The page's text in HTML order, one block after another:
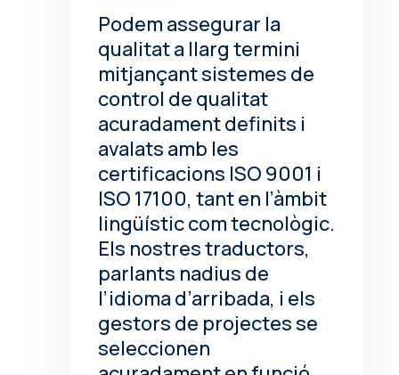
Podem assegurar la
qualitat a llarg termini
mitjançant sistemes de
control de qualitat
acuradament definits i
avalats amb les
certificacions ISO 9001 i
ISO 17100, tant en l’àmbit
lingüístic com tecnològic.
Els nostres traductors,
parlants nadius de
l’idioma d’arribada, i els
gestors de projectes se
seleccionen